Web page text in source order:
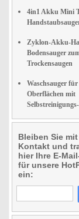
4in1 Akku Mini
Zyklon-Akku-
Bodensauger
Trockensaugen
Waschsauger
Oberflächen mit
Bleiben Sie
Kontakt und
hier Ihre E-
für unsere
ein: